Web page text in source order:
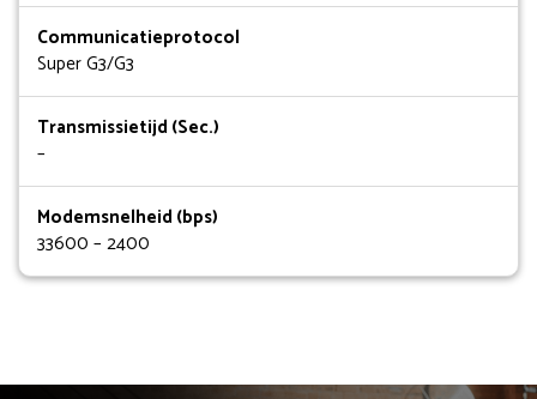
Communicatieprotocol
Super G3/G3
Transmissietijd (Sec.)
–
Modemsnelheid (bps)
33600 – 2400